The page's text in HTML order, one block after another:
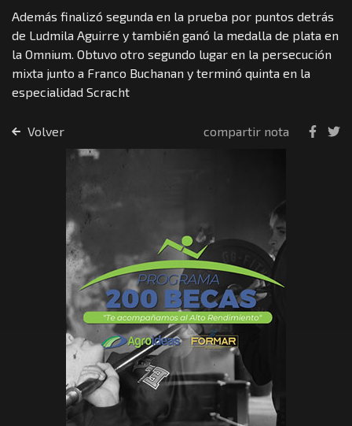
Además finalizó segunda en la prueba por puntos detrás
de Ludmila Aguirre y también ganó la medalla de plata en
la Omnium. Obtuvo otro segundo lugar en la persecución
mixta junto a Franco Buchanan y terminó quinta en la
especialidad Scracht
Volver compartir nota